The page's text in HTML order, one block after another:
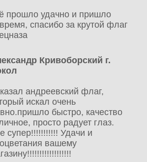
прошло удачно и пришло
спасибо за крутой флаг
Кривоборский г.
андреевский флаг,
искал очень
быстро, качество
просто радует глаз.
супер!!!!!!!!!!! Удачи и
вашему